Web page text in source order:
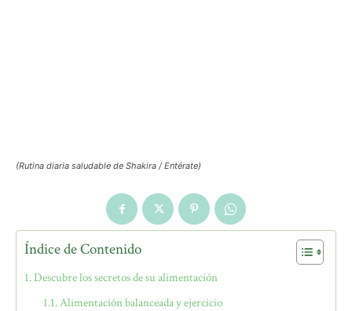
(Rutina diaria saludable de Shakira / Entérate)
Índice de Contenido
Descubre los secretos de su alimentación
Alimentación balanceada y ejercicio